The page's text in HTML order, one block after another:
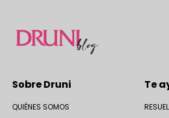
Sobre Druni
QUIÉNES SOMOS
Te